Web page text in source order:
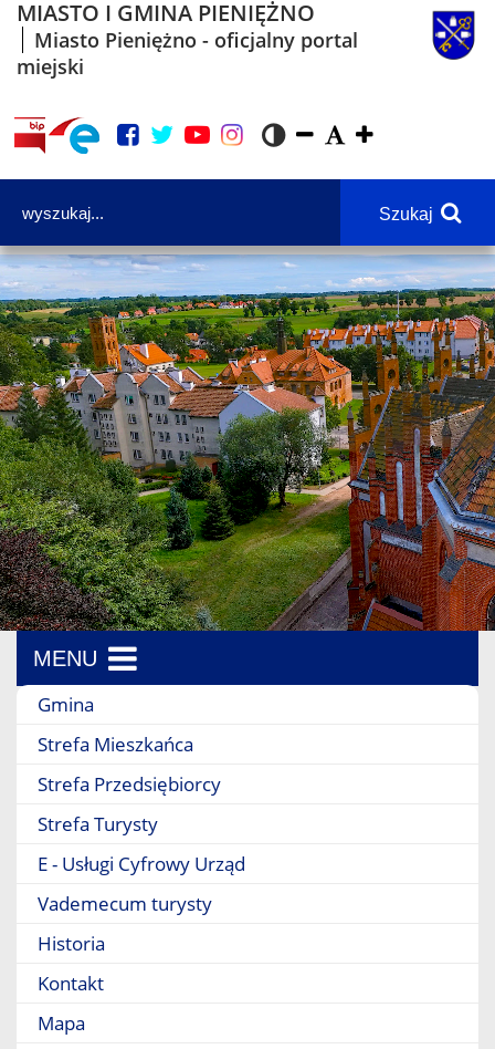
MIASTO I GMINA PIENIĘŻNO
Miasto Pieniężno - oficjalny portal
miejski
Szukaj
MENU
Menu boczne
Gmina
Strefa Mieszkańca
Strefa Przedsiębiorcy
Strefa Turysty
E - Usługi Cyfrowy Urząd
Vademecum turysty
Historia
Kontakt
Mapa